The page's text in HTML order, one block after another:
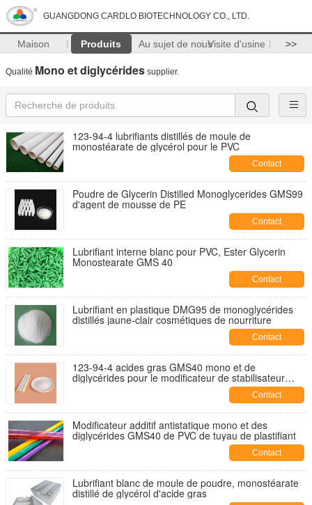
GUANGDONG CARDLO BIOTECHNOLOGY CO., LTD.
Maison Produits Au sujet de nousVisite d'usine >>
Qualité Mono et diglycérides supplier.
123-94-4 lubrifiants distillés de moule de
monostéarate de glycérol pour le PVC
Contact
Poudre de Glycerin Distilled Monoglycerides GMS99
d'agent de mousse de PE
Contact
Lubrifiant interne blanc pour PVC, Ester Glycerin
Monostearate GMS 40
Contact
Lubrifiant en plastique DMG95 de monoglycérides
distillés jaune-clair cosmétiques de nourriture
Contact
123-94-4 acides gras GMS40 mono et de
diglycérides pour le modificateur de stabilisateur
Contact
Modificateur additif antistatique mono et des
diglycérides GMS40 de PVC de tuyau de plastifiant
Contact
Lubrifiant blanc de moule de poudre, monostéarate
distillé de glycérol d'acide gras